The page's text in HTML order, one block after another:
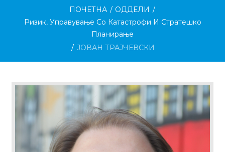
ПОЧЕТНА / ОДДЕЛИ /
Ризик, Управување Со Катастрофи И Стратешко
Планирање
/ ЈОВАН ТРАЈЧЕВСКИ